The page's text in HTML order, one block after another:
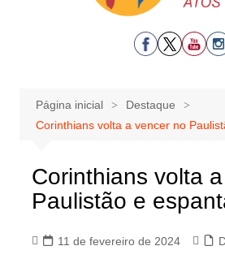
Página inicial
Destaque
Corinthians volta a vencer no
Corinthians volta
Paulistão e
11 de fevereiro de 2024